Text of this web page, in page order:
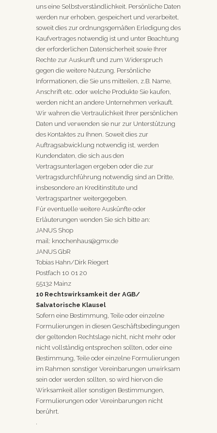
uns eine Selbstverständlichkeit. Persönliche Daten
werden nur erhoben, gespeichert und verarbeitet,
soweit dies zur ordnungsgemäßen Erledigung des
Kaufvertrages notwendig ist und unter Beachtung
der erforderlichen Datensicherheit sowie Ihrer
Rechte zur Auskunft und zum Widerspruch
gegen die weitere Nutzung. Persönliche
Informationen, die Sie uns mitteilen, z.B. Name,
Anschrift etc. oder welche Produkte Sie kaufen,
werden nicht an andere Unternehmen verkauft.
Wir wahren die Vertraulichkeit Ihrer persönlichen
Daten und verwenden sie nur zur Unterstützung
des Kontaktes zu Ihnen. Soweit dies zur
Auftragsabwicklung notwendig ist, werden
Kundendaten, die sich aus den
Vertragsunterlagen ergeben oder die zur
Vertragsdurchführung notwendig sind an Dritte,
insbesondere an Kreditinstitute und
Vertragspartner weitergegeben.
Für eventuelle weitere Auskünfte oder
Erläuterungen wenden Sie sich bitte an:
JANUS Shop
mail: knochenhaus@gmx.de
JANUS GbR
Tobias Hahn/Dirk Riegert
Postfach 10 01 20
55132 Mainz
10 Rechtswirksamkeit der AGB/
Salvatorische Klausel
Sofern eine Bestimmung, Teile oder einzelne
Formulierungen in diesen Geschäftsbedingungen
der geltenden Rechtslage nicht, nicht mehr oder
nicht vollständig entsprechen sollten, oder eine
Bestimmung, Teile oder einzelne Formulierungen
im Rahmen sonstiger Vereinbarungen unwirksam
sein oder werden sollten, so wird hiervon die
Wirksamkeit aller sonstigen Bestimmungen,
Formulierungen oder Vereinbarungen nicht
berührt.
.